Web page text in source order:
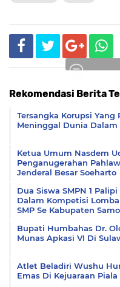
Rekomendasi Berita
Tersangka Korupsi Yang
Meninggal Dunia Dalam
Ketua Umum Nasdem
Penganugerahan
Jenderal Besar Soeharto
Dua Siswa SMPN 1
Dalam Kompetisi
SMP Se Kabupaten
Bupati Humbahas Dr.
Munas Apkasi VI Di
Atlet Beladiri Wushu
Emas Di Kejuaraan